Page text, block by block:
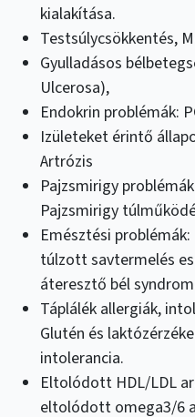
kialakítása.
Testsúlycsökkentés,
Gyulladásos
Ulcerosa),
Endokrin problémák:
Izületeket érintő
Artrózis
Pajzsmirigy
Pajzsmirigy
Emésztési
túlzott savtermelés
áteresztő bél
Táplálék allergiák,
Glutén és
intolerancia.
Eltolódott HDL/LDL
eltolódott omega3/6